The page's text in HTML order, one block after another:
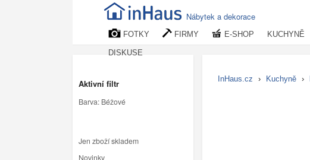
Nábytek a dekorace
FOTKY FIRMY E-SHOP KUCHYNĚ
DISKUSE
Aktivní filtr
Barva: Béžové
Jen zboží skladem
Novinky
InHaus.cz › Kuchyně ›